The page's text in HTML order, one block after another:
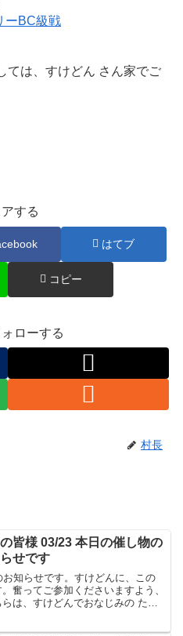
ーBC級戦
ては、すけどん さん家でご
する
はてブ
コピー
ローする
村長
皆様 03/23 本日の催し物の
せです
知らせです。すけどんに、この
奮ってご参加くださいますよう、
は、すけどんでおなじみの たま